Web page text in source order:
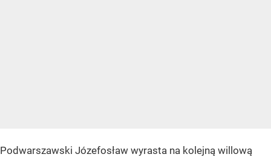
Podwarszawski Józefosław wyrasta na kolejną willową